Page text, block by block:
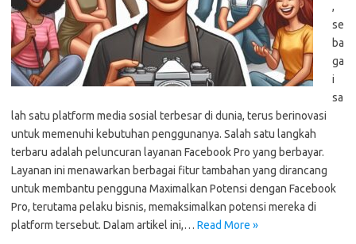
,
se
ba
ga
i
sa
lah satu platform media sosial terbesar di dunia, terus berinovasi
untuk memenuhi kebutuhan penggunanya. Salah satu langkah
terbaru adalah peluncuran layanan Facebook Pro yang berbayar.
Layanan ini menawarkan berbagai fitur tambahan yang dirancang
untuk membantu pengguna Maximalkan Potensi dengan Facebook
Pro, terutama pelaku bisnis, memaksimalkan potensi mereka di
platform tersebut. Dalam artikel ini,… Read More »